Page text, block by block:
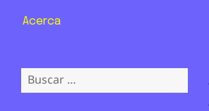
Acerca
Buscar: